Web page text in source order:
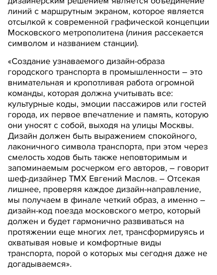
линий с маршрутным экраном, которое является
отсылкой к современной графической концепции
Московского метрополитена (линия рассекается
символом и названием станции).
«Создание узнаваемого дизайн-образа
городского транспорта в промышленности – это
внимательная и кропотливая работа огромной
команды, которая должна учитывать все:
культурные коды, эмоции пассажиров или гостей
города, их первое впечатление и память, которую
они уносят с собой, выходя на улицы Москвы.
Дизайн должен быть выражением спокойного,
лаконичного символа транспорта, при этом через
смелость ходов быть также неповторимым и
запоминаемым росчерком его авторов, – говорит
шеф-дизайнер ТМХ Евгений Маслов. – Отсекая
лишнее, проверяя каждое дизайн-направление,
мы получаем в финале четкий образ, а именно –
дизайн-код поезда московского метро, который
должен и будет гармонично развиваться на
протяжении еще многих лет, трансформируясь и
охватывая новые и комфортные виды
транспорта, порой о которых мы сегодня даже не
догадываемся».